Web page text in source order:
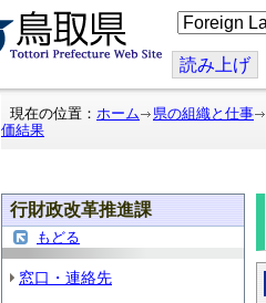
こ
の
ジ
を
翻
読み上げ
現在の位置： ホーム 県の組織と仕事
価結果
行財政改革推進課
もどる
窓口・連絡先